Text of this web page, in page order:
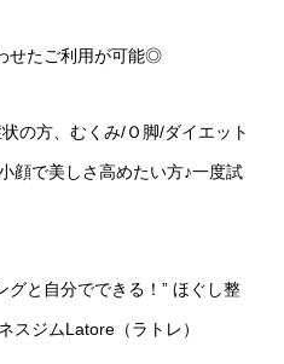
せたご利用が可能◎
の方、むくみ/Ｏ脚/ダイエット
顔で美しさ高めたい方♪一度試
と自分でできる！ ” ほぐし整
スジムLatore（ラトレ）